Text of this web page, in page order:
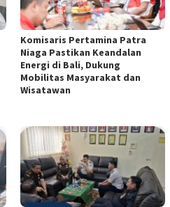
Komisaris Pertamina Patra
Niaga Pastikan Keandalan
Energi di Bali, Dukung
Mobilitas Masyarakat dan
Wisatawan